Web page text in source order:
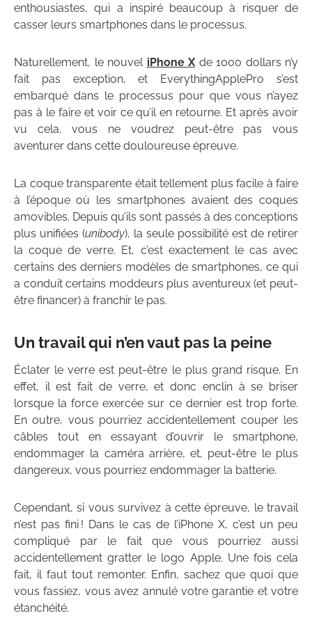
enthousiastes, qui a inspiré beaucoup à risquer de
casser leurs smartphones dans le processus.
Naturellement, le nouvel iPhone Xde 1000 dollars n’y
fait pas exception, et EverythingApplePro s’est
embarqué dans le processus pour que vous n’ayez
pas à le faire et voir ce qu’il en retourne. Et après avoir
vu cela, vous ne voudrez peut-être pas vous
aventurer dans cette douloureuse épreuve.
La coque transparente était tellement plus facile à faire
à l’époque où les smartphones avaient des coques
amovibles. Depuis qu’ils sont passés à des conceptions
plus unifiées (unibody), la seule possibilité est de retirer
la coque de verre. Et, c’est exactement le cas avec
certains des derniers modèles de smartphones, ce qui
a conduit certains moddeurs plus aventureux (et peut-
être financer) à franchir le pas.
Un travail qui n’en vaut pas la peine
Éclater le verre est peut-être le plus grand risque. En
effet, il est fait de verre, et donc enclin à se briser
lorsque la force exercée sur ce dernier est trop forte.
En outre, vous pourriez accidentellement couper les
câbles tout en essayant d’ouvrir le smartphone,
endommager la caméra arrière, et, peut-être le plus
dangereux, vous pourriez endommager la batterie.
Cependant, si vous survivez à cette épreuve, le travail
n’est pas fini ! Dans le cas de l’iPhone X, c’est un peu
compliqué par le fait que vous pourriez aussi
accidentellement gratter le logo Apple. Une fois cela
fait, il faut tout remonter. Enfin, sachez que quoi que
vous fassiez, vous avez annulé votre garantie et votre
étanchéité.